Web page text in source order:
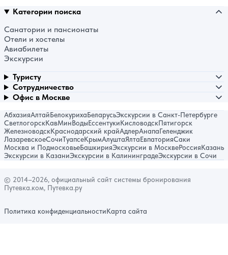
Категории поиска
Санатории и пансионаты
Отели и хостелы
Авиабилеты
Экскурсии
Туристу
Сотрудничество
Офис в Москве
АбхазияАлтайБелокурихаБеларусьЭкскурсии в Санкт-Петербурге
СветлогорскКавМинВодыЕссентукиКисловодскПятигорск
ЖелезноводскКраснодарский крайАдлерАнапаГеленджик
ЛазаревскоеСочиТуапсеКрымАлуштаЯлтаЕвпаторияСаки
Москва и ПодмосковьеБашкирияЭкскурсии в МосквеРоссияКазань
Экскурсии в КазаниЭкскурсии в КалининградеЭкскурсии в Сочи
© 2014–2026, официальный сайт системы бронирования
Путевка.ком, Путевка.ру
Политика конфиденциальностиКарта сайта